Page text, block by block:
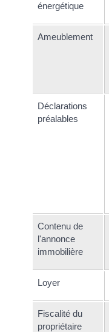
énergétique
Ameublement
Déclarations
préalables
Contenu de
l'annonce
immobilière
Loyer
Fiscalité du
propriétaire